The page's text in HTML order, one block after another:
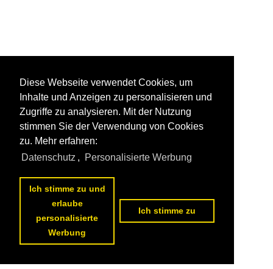
Diese Webseite verwendet Cookies, um
Inhalte und Anzeigen zu personalisieren und
Zugriffe zu analysieren. Mit der Nutzung
stimmen Sie der Verwendung von Cookies
zu. Mehr erfahren:
Datenschutz , Personalisierte Werbung
Ich stimme zu und
erlaube
personalisierte
Werbung
Ich stimme zu